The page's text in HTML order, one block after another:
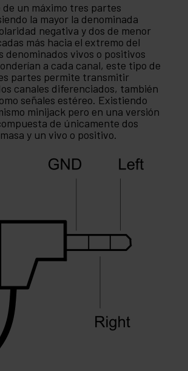
de un máximo tres partes
la mayor la denominada
negativa y dos de menor
más hacia el extremo del
denominados vivos o positivos
a cada canal, este tipo de
partes permite transmitir
canales diferenciados, también
señales estéreo. Existiendo
minijack pero en una versión
de únicamente dos
y un vivo o positivo.